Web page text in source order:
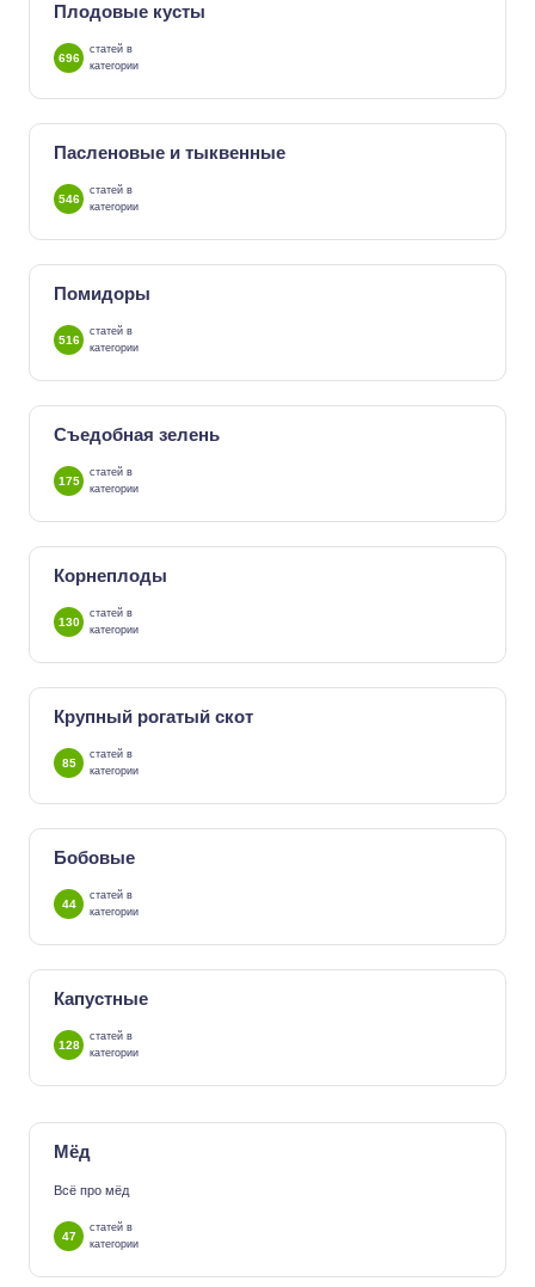
Плодовые кусты
696
статей в
категории
Пасленовые и тыквенные
546
статей в
категории
Помидоры
516
статей в
категории
Съедобная зелень
175
статей в
категории
Корнеплоды
130
статей в
категории
Крупный рогатый скот
85
статей в
категории
Бобовые
44
статей в
категории
Капустные
128
статей в
категории
Мёд
Всё про мёд
47
статей в
категории